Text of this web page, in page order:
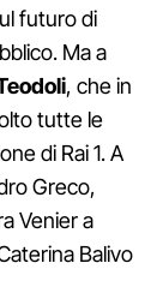
futuro di
Ma a
, che in
tutte le
di Rai 1. A
Greco,
Venier a
Balivo